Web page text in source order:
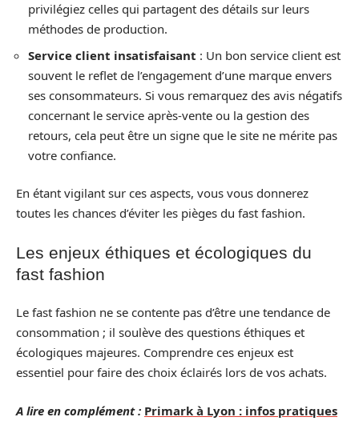
privilégiez celles qui partagent des détails sur leurs
méthodes de production.
Service client insatisfaisant : Un bon service client est
souvent le reflet de l’engagement d’une marque envers
ses consommateurs. Si vous remarquez des avis négatifs
concernant le service après-vente ou la gestion des
retours, cela peut être un signe que le site ne mérite pas
votre confiance.
En étant vigilant sur ces aspects, vous vous donnerez
toutes les chances d’éviter les pièges du fast fashion.
Les enjeux éthiques et écologiques du
fast fashion
Le fast fashion ne se contente pas d’être une tendance de
consommation ; il soulève des questions éthiques et
écologiques majeures. Comprendre ces enjeux est
essentiel pour faire des choix éclairés lors de vos achats.
A lire en complément : Primark à Lyon : infos pratiques